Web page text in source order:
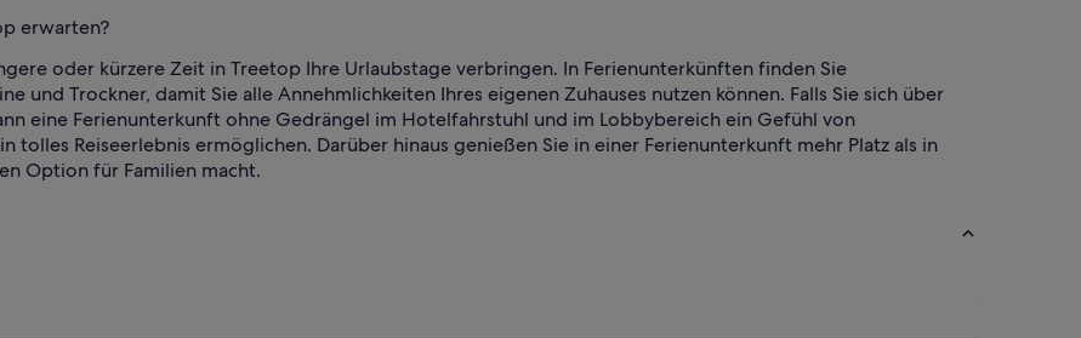
erwarten?
oder kürzere Zeit in Treetop Ihre Urlaubstage verbringen. In Ferienunterkünften finden Sie
und Trockner, damit Sie alle Annehmlichkeiten Ihres eigenen Zuhauses nutzen können. Falls Sie sich über
eine Ferienunterkunft ohne Gedrängel im Hotelfahrstuhl und im Lobbybereich ein Gefühl von
Reiseerlebnis ermöglichen. Darüber hinaus genießen Sie in einer Ferienunterkunft mehr Platz als in
Option für Familien macht.